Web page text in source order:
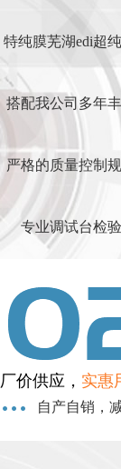
特纯膜芜湖edi超
搭配我公司多年
严格的质量控制
专业调试台检
厂价供应， 实惠
自产自销，